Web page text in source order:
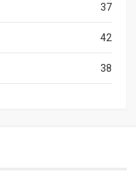
37
42
38